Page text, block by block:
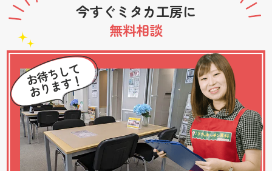
今すぐミタカ工房に
無料相談